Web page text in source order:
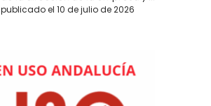
publicado el 10 de julio de 2026